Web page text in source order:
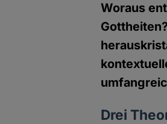
Woraus
Drei